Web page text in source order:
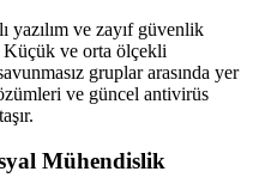
yazılım ve zayıf güvenlik
Küçük ve orta ölçekli
gruplar arasında yer
ve güncel antivirüs
Mühendislik